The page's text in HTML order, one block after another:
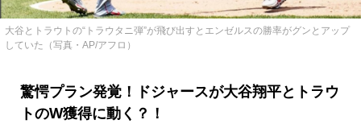
大谷とトラウトの“トラウタニ弾”が飛び出すとエンゼルスの勝率がグンとアップ
していた（写真・AP/アフロ）
驚愕プラン発覚！ドジャースが大谷翔平とトラウ
トのW獲得に動く？！